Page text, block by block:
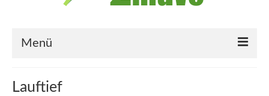
Menü
Lauftief